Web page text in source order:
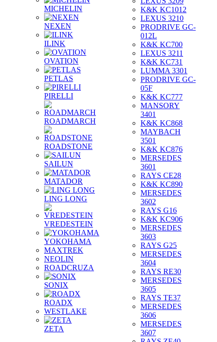
MICHELIN
NEXEN
ILINK
OVATION
PETLAS
PIRELLI
ROADMARCH
ROADSTONE
SAILUN
MATADOR
LING LONG
VREDESTEIN
YOKOHAMA
MAXTREK
NEOLIN
ROADCRUZA
SONIX
ROADX
WESTLAKE
ZETA
K&K KC1012
LEXUS 3210
PRODRIVE GC-
012L
K&K KC700
LEXUS 3211
K&K KC731
LUMMA 3301
PRODRIVE GC-
05F
K&K KC777
MANSORY
3401
K&K KC868
MAYBACH
3501
K&K KC876
MERSEDES
3601
RAYS CE28
K&K KC890
MERSEDES
3602
RAYS G16
K&K KC906
MERSEDES
3603
RAYS G25
MERSEDES
3604
RAYS RE30
MERSEDES
3605
RAYS TE37
MERSEDES
3606
MERSEDES
3607